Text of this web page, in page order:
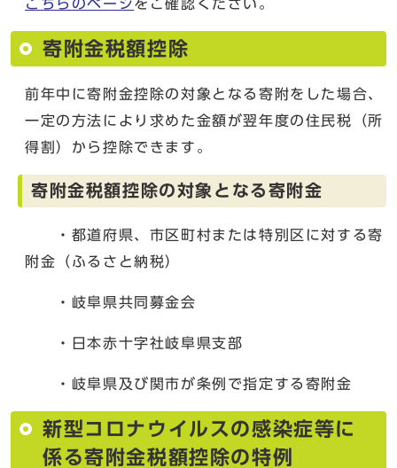
こちらのページをご確認ください。
寄附金税額控除
前年中に寄附金控除の対象となる寄附をした場合、
一定の方法により求めた金額が翌年度の住民税（所
得割）から控除できます。
寄附金税額控除の対象となる寄附金
・都道府県、市区町村または特別区に対する寄
附金（ふるさと納税）
・岐阜県共同募金会
・日本赤十字社岐阜県支部
・岐阜県及び関市が条例で指定する寄附金
新型コロナウイルスの感染症等に
係る寄附金税額控除の特例